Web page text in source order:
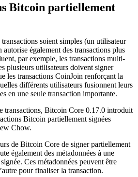
Bitcoin partiellement
soient simples (un utilisateur
également des transactions plus
par exemple, les transactions multi-
plusieurs utilisateurs doivent signer
les transactions CoinJoin renforçant la
différents utilisateurs fusionnent leurs
en une seule transaction importante.
transactions, Bitcoin Core 0.17.0 introduit
Bitcoin partiellement signées
Chow.
de Bitcoin Core de signer partiellement
également des métadonnées à une
Ces métadonnées peuvent être
pour finaliser la transaction.